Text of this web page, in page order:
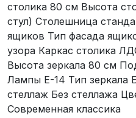
столика 80 см Высота
стул) Столешница
ящиков Тип фасада
узора Каркас столика
Высота зеркала 80 см
Лампы E-14 Тип зеркала
стеллаж Без стеллажа
Современная классика